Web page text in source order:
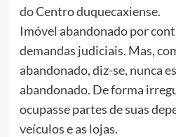
do Centro duquecaxiense.
Imóvel abandonado por
demandas judiciais. Mas,
abandonado, diz-se, nunca
abandonado. De forma
ocupasse partes de suas
veículos e as lojas.